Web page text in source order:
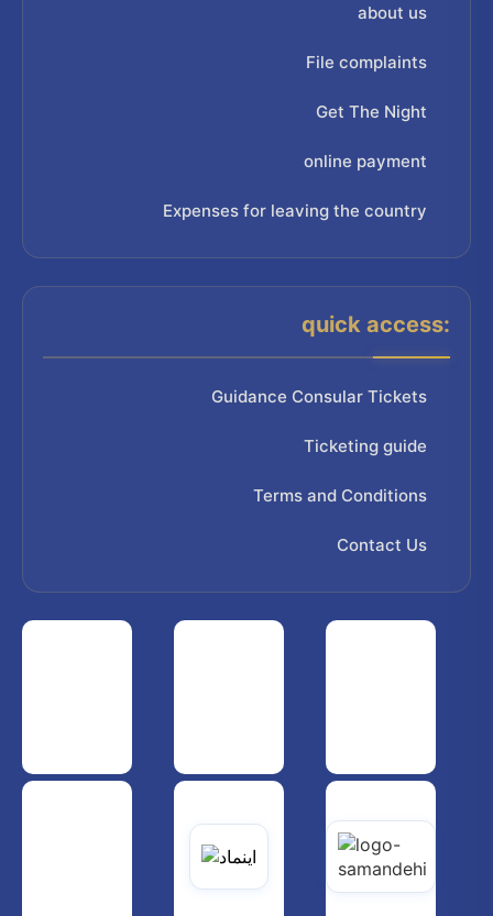
about us
File complaints
Get The Night
online payment
Expenses for leaving the country
quick access:
Guidance Consular Tickets
Ticketing guide
Terms and Conditions
Contact Us